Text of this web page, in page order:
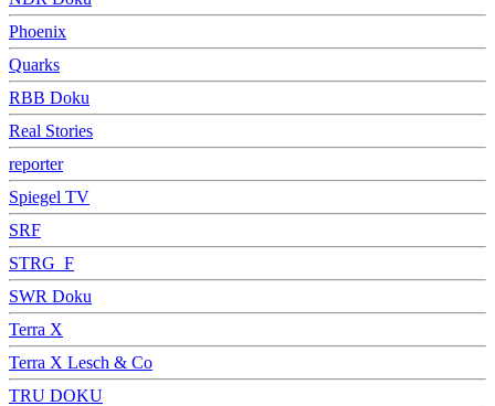
Phoenix
Quarks
RBB Doku
Real Stories
reporter
Spiegel TV
SRF
STRG_F
SWR Doku
Terra X
Terra X Lesch & Co
TRU DOKU